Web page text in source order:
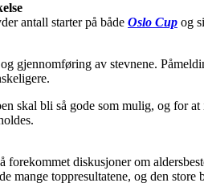
antall starter på både Oslo Cup og
gjennomføring av stevnene.
skal bli så gode som mulig, og for
forekommet diskusjoner om
mange toppresultatene, og den